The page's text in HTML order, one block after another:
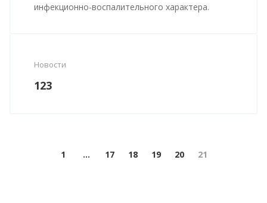
инфекционно-воспалительного характера.
Новости
123
1 ... 17 18 19 20 21